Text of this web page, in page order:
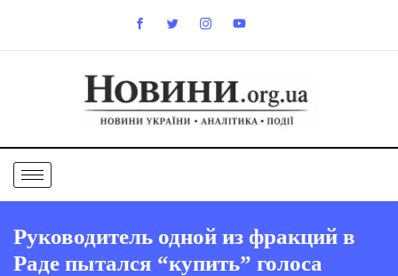
Руководитель одной из фракций в
Раде пытался “купить” голоса